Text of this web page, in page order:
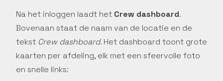
Na het inloggen laadt het Crew dashboard.
Bovenaan staat de naam van de locatie en de
tekst Crew dashboard. Het dashboard toont grote
kaarten per afdeling, elk met een sfeervolle foto
en snelle links: